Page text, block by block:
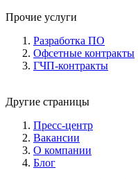
Прочие услуги
Разработка ПО
Офсетные контракты
ГЧП-контракты
Другие страницы
Пресс-центр
Вакансии
О компании
Блог